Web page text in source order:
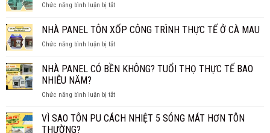
TRẦN
THỐNG?
4
GIA
NHỎ
NHANH
Chức năng bình luận bị tắtở
XPS
CÁCH
ÂM
SÀN,
NHÀ PANEL TÔN XỐP CÔNG TRÌNH THỰC TẾ Ở CÀ MAU
Chức năng bình luận bị tắtở
PANEL
TÔN
CÔNG
THỰC
NHÀ PANEL CÓ BỀN KHÔNG? TUỔI THỌ THỰC TẾ BAO
NHIÊU NĂM?
Chức năng bình luận bị tắtở
PANEL
VÌ SAO TÔN PU CÁCH NHIỆT 5 SÓNG MÁT HƠN TÔN
THƯỜNG?